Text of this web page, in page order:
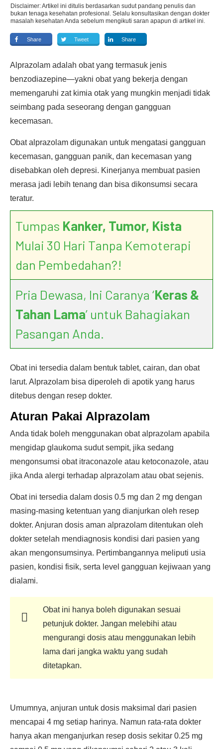
Disclaimer: Artikel ini ditulis berdasarkan sudut pandang penulis dan
bukan tenaga kesehatan profesional. Selalu konsultasikan dengan dokter
masalah kesehatan Anda sebelum mengikuti saran apapun di artikel ini.
Share Tweet Share
Alprazolam adalah obat yang termasuk jenis
benzodiazepine—yakni obat yang bekerja dengan
memengaruhi zat kimia otak yang mungkin menjadi tidak
seimbang pada seseorang dengan gangguan
kecemasan.
Obat alprazolam digunakan untuk mengatasi gangguan
kecemasan, gangguan panik, dan kecemasan yang
disebabkan oleh depresi. Kinerjanya membuat pasien
merasa jadi lebih tenang dan bisa dikonsumsi secara
teratur.
Tumpas Kanker, Tumor, Kista
Mulai 30 Hari Tanpa Kemoterapi
dan Pembedahan?!
Pria Dewasa, Ini Caranya ‘Keras &
Tahan Lama’ untuk Bahagiakan
Pasangan Anda.
Obat ini tersedia dalam bentuk tablet, cairan, dan obat
larut. Alprazolam bisa diperoleh di apotik yang harus
ditebus dengan resep dokter.
Aturan Pakai Alprazolam
Anda tidak boleh menggunakan obat alprazolam apabila
mengidap glaukoma sudut sempit, jika sedang
mengonsumsi obat itraconazole atau ketoconazole, atau
jika Anda alergi terhadap alprazolam atau obat sejenis.
Obat ini tersedia dalam dosis 0.5 mg dan 2 mg dengan
masing-masing ketentuan yang dianjurkan oleh resep
dokter. Anjuran dosis aman alprazolam ditentukan oleh
dokter setelah mendiagnosis kondisi dari pasien yang
akan mengonsumsinya. Pertimbangannya meliputi usia
pasien, kondisi fisik, serta level gangguan kejiwaan yang
dialami.
Obat ini hanya boleh digunakan sesuai
petunjuk dokter. Jangan melebihi atau
mengurangi dosis atau menggunakan lebih
lama dari jangka waktu yang sudah
ditetapkan.
Umumnya, anjuran untuk dosis maksimal dari pasien
mencapai 4 mg setiap harinya. Namun rata-rata dokter
hanya akan menganjurkan resep dosis sekitar 0.25 mg